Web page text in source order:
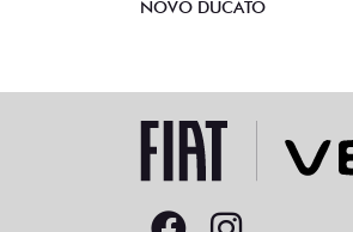
NOVO DUCATO